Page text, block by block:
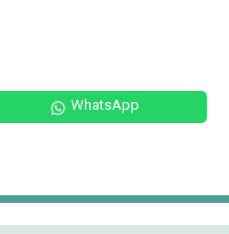
WhatsApp